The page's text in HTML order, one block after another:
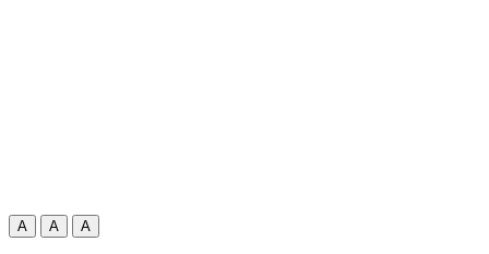
A A A